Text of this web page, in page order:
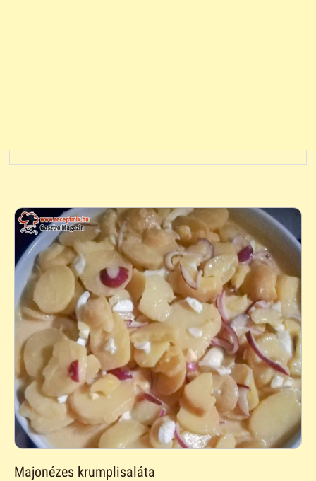
Majonézes krumplisaláta